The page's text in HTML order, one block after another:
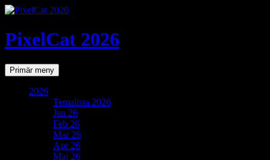
PixelCat 2026
SökPrimär meny Gå
till
2026
Temalista 2026
Jan 26
Feb 26
Mar 26
Apr 26
Maj 26